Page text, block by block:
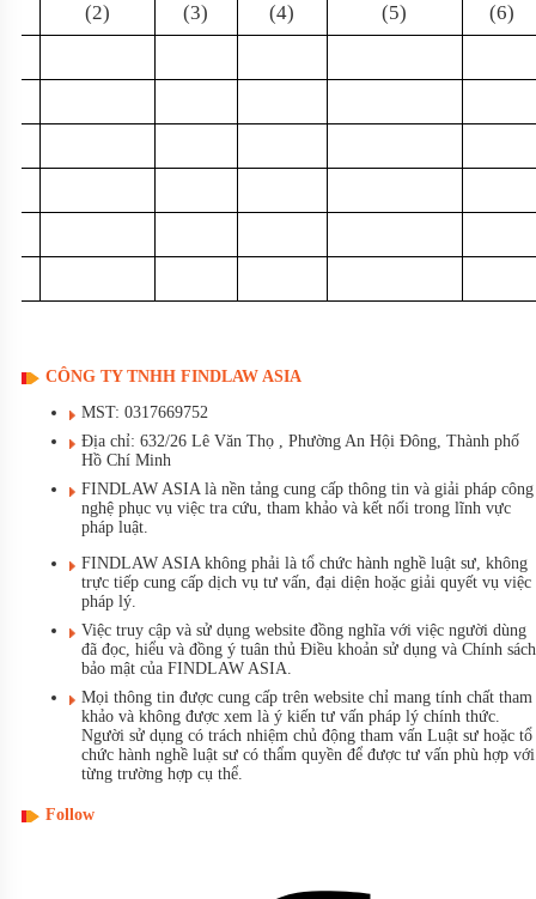
(2) (3) (4) (5) (6)
CÔNG TY TNHH FINDLAW ASIA
MST: 0317669752
Địa chỉ: 632/26 Lê Văn Thọ , Phường An Hội Đông, Thành phố
Hồ Chí Minh
FINDLAW ASIA là nền tảng cung cấp thông tin và giải pháp công
nghệ phục vụ việc tra cứu, tham khảo và kết nối trong lĩnh vực
pháp luật.
FINDLAW ASIA không phải là tổ chức hành nghề luật sư, không
trực tiếp cung cấp dịch vụ tư vấn, đại diện hoặc giải quyết vụ việc
pháp lý.
Việc truy cập và sử dụng website đồng nghĩa với việc người dùng
đã đọc, hiểu và đồng ý tuân thủ Điều khoản sử dụng và Chính sách
bảo mật của FINDLAW ASIA.
Mọi thông tin được cung cấp trên website chỉ mang tính chất tham
khảo và không được xem là ý kiến tư vấn pháp lý chính thức.
Người sử dụng có trách nhiệm chủ động tham vấn Luật sư hoặc tổ
chức hành nghề luật sư có thẩm quyền để được tư vấn phù hợp với
từng trường hợp cụ thể.
Follow